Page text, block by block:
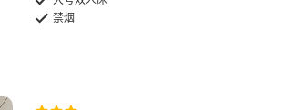
禁烟